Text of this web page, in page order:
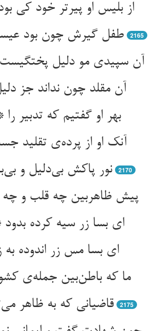
از بلیس او پیرتر خود کی
طفل گیرش چون بود
2165
آن سپیدی مو دلیل
آن مقلد چون نداند جز
بهر او گفتیم که تدبیر
آنک او از پرده‌ی تقلید
نور پاکش بی‌دلیل و
2170
پیش ظاهربین چه قلب و چه
ای بسا زر سیه کرده
ای بسا مس زر اندوده
ما که باطن‌بین جمله‌ی
قاضیانی که به ظاهر
2175